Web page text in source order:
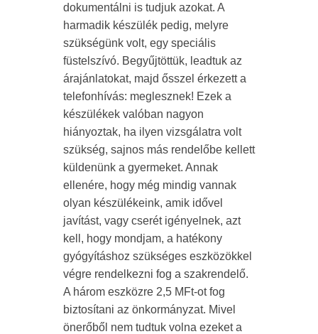
dokumentálni is tudjuk azokat. A
harmadik készülék pedig, melyre
szükségünk volt, egy speciális
füstelszívó. Begyűjtöttük, leadtuk az
árajánlatokat, majd ősszel érkezett a
telefonhívás: meglesznek! Ezek a
készülékek valóban nagyon
hiányoztak, ha ilyen vizsgálatra volt
szükség, sajnos más rendelőbe kellett
küldenünk a gyermeket. Annak
ellenére, hogy még mindig vannak
olyan készülékeink, amik idővel
javítást, vagy cserét igényelnek, azt
kell, hogy mondjam, a hatékony
gyógyításhoz szükséges eszközökkel
végre rendelkezni fog a szakrendelő.
A három eszközre 2,5 MFt-ot fog
biztosítani az önkormányzat. Mivel
önerőből nem tudtuk volna ezeket a